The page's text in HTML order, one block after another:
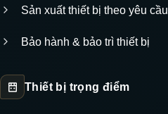
Sản xuất thiết bị theo yêu cầu
Bảo hành & bảo trì thiết bị
Thiết bị trọng điểm